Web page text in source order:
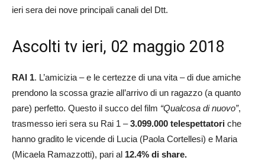
ieri sera dei nove principali canali del Dtt.
Ascolti tv ieri, 02 maggio 2018
RAI 1. L’amicizia – e le certezze di una vita – di due amiche
prendono la scossa grazie all’arrivo di un ragazzo (a quanto
pare) perfetto. Questo il succo del film “Qualcosa di nuovo”,
trasmesso ieri sera su Rai 1 –3.099.000 telespettatori che
hanno gradito le vicende di Lucia (Paola Cortellesi) e Maria
(Micaela Ramazzotti), pari al 12.4% di share.